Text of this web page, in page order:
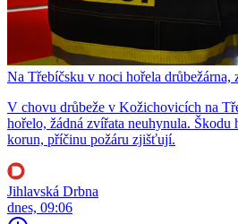
Na Třebíčsku v noci hořela drůbežárna,
V chovu drůbeže v Kožichovicích na
hořelo, žádná zvířata neuhynula. Škodu
korun, příčinu požáru zjišťují.
Jihlavská Drbna
dnes, 09:06